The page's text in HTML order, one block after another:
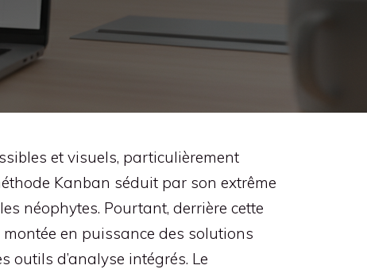
et visuels, particulièrement
Kanban séduit par son extrême
néophytes. Pourtant, derrière cette
en puissance des solutions
d’analyse intégrés. Le